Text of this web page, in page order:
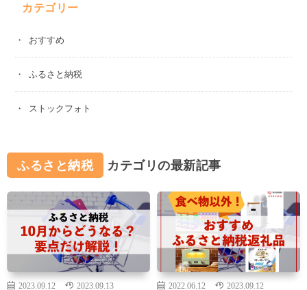
カテゴリー
おすすめ
ふるさと納税
ストックフォト
ふるさと納税 カテゴリの最新記事
2023.09.12 2023.09.13 2022.06.12 2023.09.12